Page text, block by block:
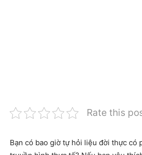
Rate this
Bạn có bao giờ tự hỏi liệu đời thực có